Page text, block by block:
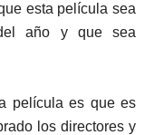
esta película sea
año y que sea
película es que es
los directores y